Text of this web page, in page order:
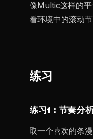
像Multic这样的
看环境中的滚动节
练习
练习1：节奏分
取一个喜欢的条